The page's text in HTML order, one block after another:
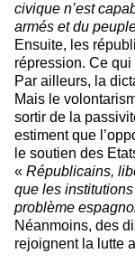
civique n’est
armés et du
Ensuite, les
répression. Ce
Par ailleurs, la
Mais le
sortir de la
estiment que
le soutien des
« Républicains,
que les
problème
Néanmoins, des
rejoignent la lutte